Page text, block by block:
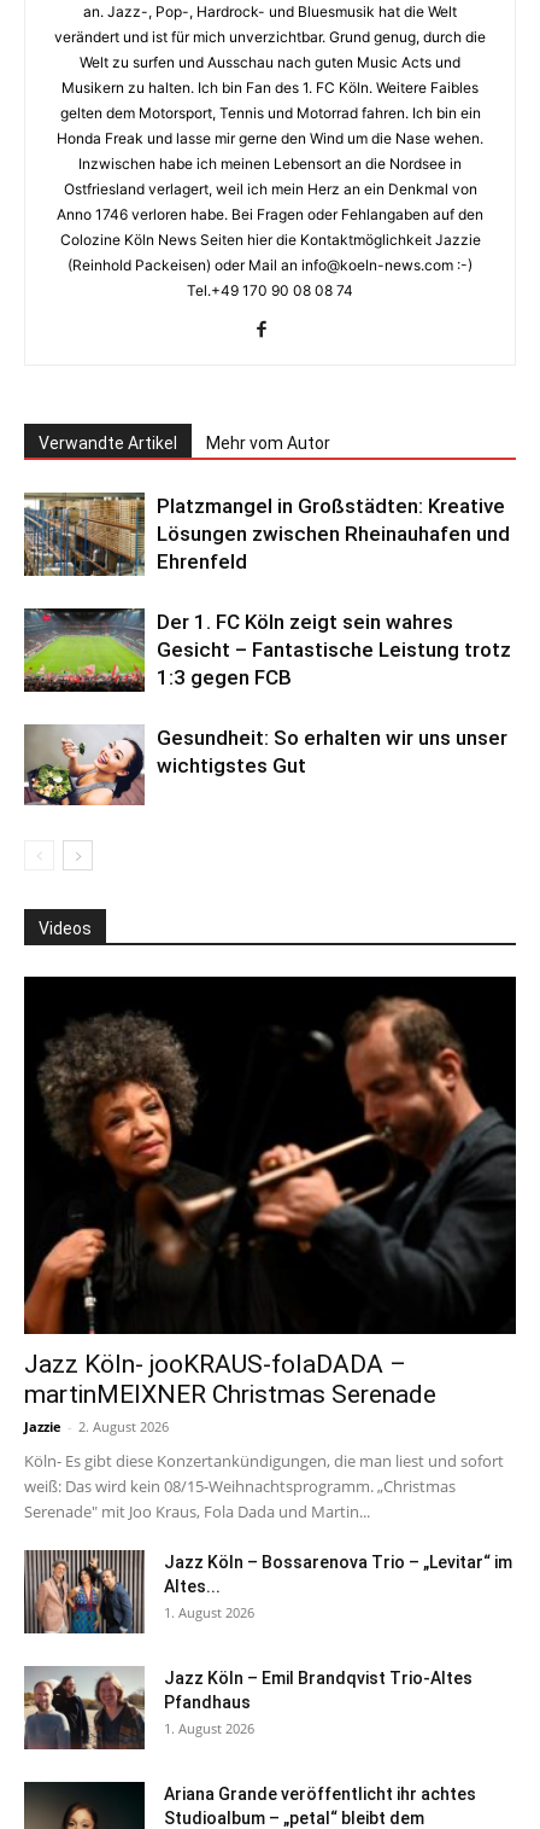
an. Jazz-, Pop-, Hardrock- und Bluesmusik hat die Welt
verändert und ist für mich unverzichtbar. Grund genug, durch die
Welt zu surfen und Ausschau nach guten Music Acts und
Musikern zu halten. Ich bin Fan des 1. FC Köln. Weitere Faibles
gelten dem Motorsport, Tennis und Motorrad fahren. Ich bin ein
Honda Freak und lasse mir gerne den Wind um die Nase wehen.
Inzwischen habe ich meinen Lebensort an die Nordsee in
Ostfriesland verlagert, weil ich mein Herz an ein Denkmal von
Anno 1746 verloren habe. Bei Fragen oder Fehlangaben auf den
Colozine Köln News Seiten hier die Kontaktmöglichkeit Jazzie
(Reinhold Packeisen) oder Mail an info@koeln-news.com :-)
Tel.+49 170 90 08 08 74
Verwandte Artikel Mehr vom Autor
Platzmangel in Großstädten: Kreative
Lösungen zwischen Rheinauhafen und
Ehrenfeld
Der 1. FC Köln zeigt sein wahres
Gesicht – Fantastische Leistung trotz
1:3 gegen FCB
Gesundheit: So erhalten wir uns unser
wichtigstes Gut
Videos
Jazz Köln- jooKRAUS-folaDADA –
martinMEIXNER Christmas Serenade
Jazzie - 2. August 2026
Köln- Es gibt diese Konzertankündigungen, die man liest und sofort
weiß: Das wird kein 08/15-Weihnachtsprogramm. „Christmas
Serenade" mit Joo Kraus, Fola Dada und Martin...
Jazz Köln – Bossarenova Trio – „Levitar“ im
Altes...
1. August 2026
Jazz Köln – Emil Brandqvist Trio-Altes
Pfandhaus
1. August 2026
Ariana Grande veröffentlicht ihr achtes
Studioalbum – „petal“ bleibt dem